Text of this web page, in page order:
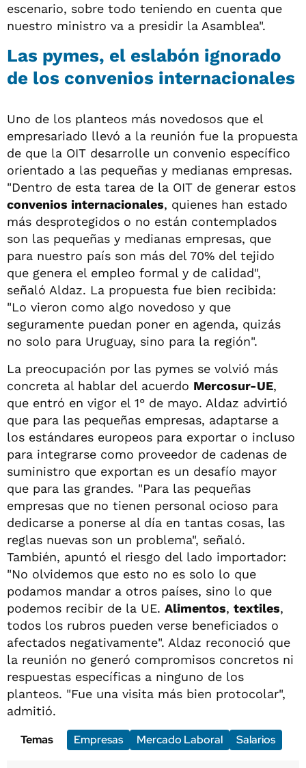
escenario, sobre todo teniendo en cuenta que
nuestro ministro va a presidir la Asamblea".
Las pymes, el eslabón ignorado
de los convenios internacionales
Uno de los planteos más novedosos que el
empresariado llevó a la reunión fue la propuesta
de que la OIT desarrolle un convenio específico
orientado a las pequeñas y medianas empresas.
"Dentro de esta tarea de la OIT de generar estos
convenios internacionales, quienes han estado
más desprotegidos o no están contemplados
son las pequeñas y medianas empresas, que
para nuestro país son más del 70% del tejido
que genera el empleo formal y de calidad",
señaló Aldaz. La propuesta fue bien recibida:
"Lo vieron como algo novedoso y que
seguramente puedan poner en agenda, quizás
no solo para Uruguay, sino para la región".
La preocupación por las pymes se volvió más
concreta al hablar del acuerdo Mercosur-UE,
que entró en vigor el 1° de mayo. Aldaz advirtió
que para las pequeñas empresas, adaptarse a
los estándares europeos para exportar o incluso
para integrarse como proveedor de cadenas de
suministro que exportan es un desafío mayor
que para las grandes. "Para las pequeñas
empresas que no tienen personal ocioso para
dedicarse a ponerse al día en tantas cosas, las
reglas nuevas son un problema", señaló.
También, apuntó el riesgo del lado importador:
"No olvidemos que esto no es solo lo que
podamos mandar a otros países, sino lo que
podemos recibir de la UE. Alimentos, textiles,
todos los rubros pueden verse beneficiados o
afectados negativamente". Aldaz reconoció que
la reunión no generó compromisos concretos ni
respuestas específicas a ninguno de los
planteos. "Fue una visita más bien protocolar",
admitió.
Temas
Empresas Mercado Laboral Salarios